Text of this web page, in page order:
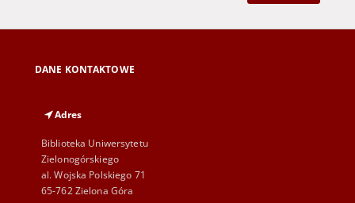
DANE KONTAKTOWE
Adres
Biblioteka Uniwersytetu
Zielonogórskiego
al. Wojska Polskiego 71
65-762 Zielona Góra